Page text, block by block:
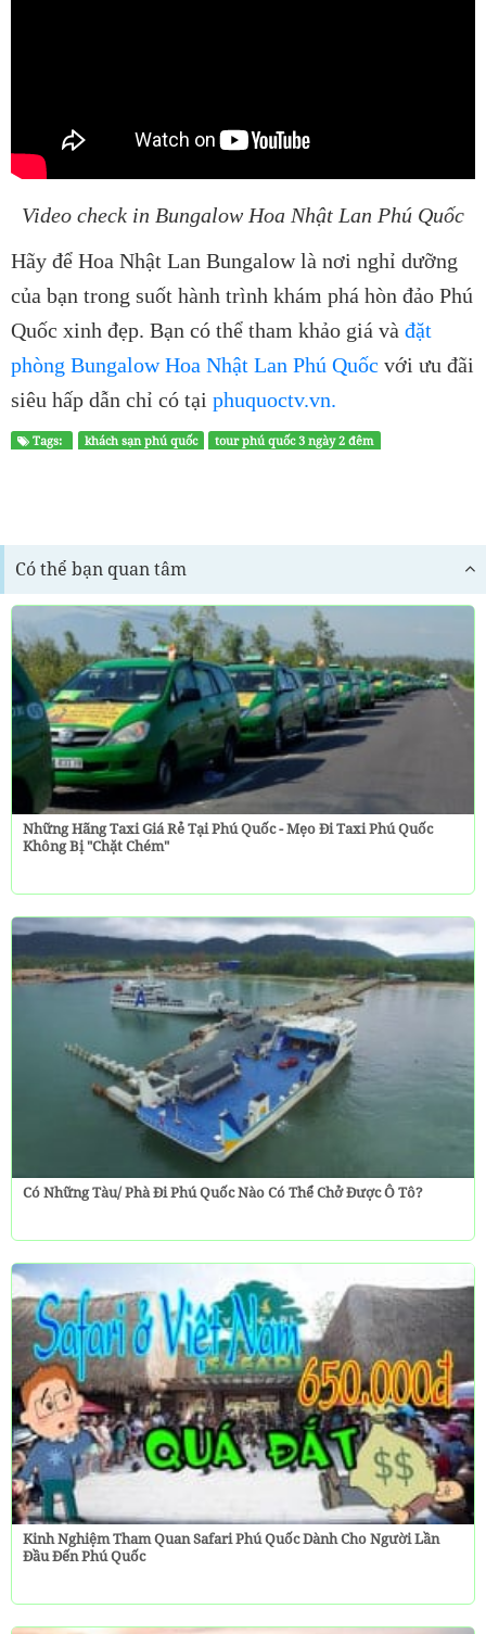
Video check in Bungalow Hoa Nhật Lan Phú Quốc
Hãy để Hoa Nhật Lan Bungalow là nơi nghỉ dưỡng
của bạn trong suốt hành trình khám phá hòn đảo Phú
Quốc xinh đẹp. Bạn có thể tham khảo giá và đặt
phòng Bungalow Hoa Nhật Lan Phú Quốc với ưu đãi
siêu hấp dẫn chỉ có tại phuquoctv.vn.
Tags: khách sạn phú quốc tour phú quốc 3 ngày 2 đêm
Có thể bạn quan tâm
Những Hãng Taxi Giá Rẻ Tại Phú Quốc - Mẹo Đi Taxi Phú Quốc
Không Bị "chặt Chém"
Có Những Tàu/ Phà Đi Phú Quốc Nào Có Thể Chở Được Ô Tô?
Kinh Nghiệm Tham Quan Safari Phú Quốc Dành Cho Người Lần
Đầu Đến Phú Quốc